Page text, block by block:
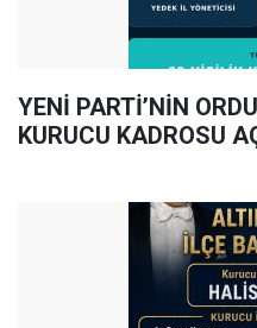
YENİ PARTİ’NİN
KURUCU KADROSU